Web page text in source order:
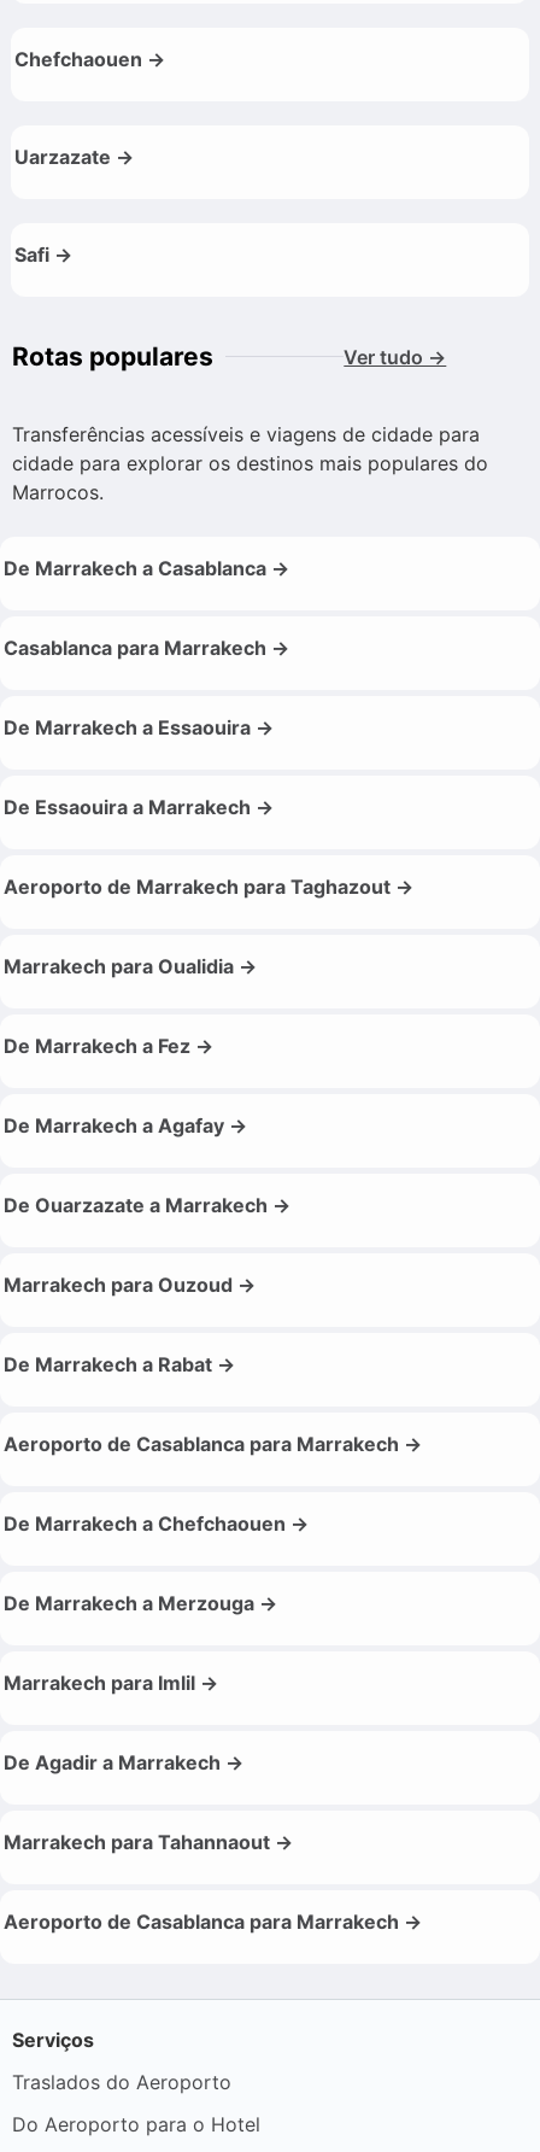
Chefchaouen →
Uarzazate →
Safi →
Rotas populares Ver tudo →
Transferências acessíveis e viagens de cidade para
cidade para explorar os destinos mais populares do
Marrocos.
De Marrakech a Casablanca →
Casablanca para Marrakech →
De Marrakech a Essaouira →
De Essaouira a Marrakech →
Aeroporto de Marrakech para Taghazout →
Marrakech para Oualidia →
De Marrakech a Fez →
De Marrakech a Agafay →
De Ouarzazate a Marrakech →
Marrakech para Ouzoud →
De Marrakech a Rabat →
Aeroporto de Casablanca para Marrakech →
De Marrakech a Chefchaouen →
De Marrakech a Merzouga →
Marrakech para Imlil →
De Agadir a Marrakech →
Marrakech para Tahannaout →
Aeroporto de Casablanca para Marrakech →
Serviços
Traslados do Aeroporto
Do Aeroporto para o Hotel